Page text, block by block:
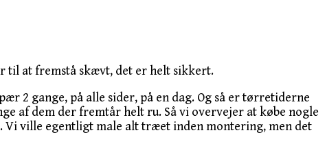
til at fremstå skævt, det er helt sikkert.
2 gange, på alle sider, på en dag. Og så er tørretiderne
af dem der fremtår helt ru. Så vi overvejer at købe nogle
Vi ville egentligt male alt træet inden montering, men det